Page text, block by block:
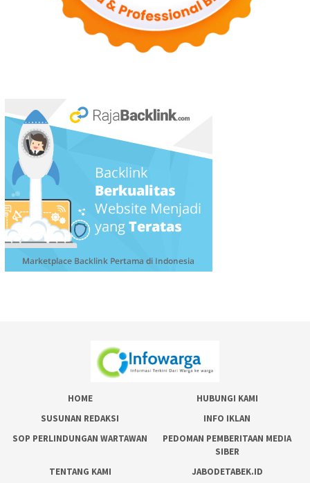
HOME
HUBUNGI KAMI
SUSUNAN REDAKSI
INFO IKLAN
SOP PERLINDUNGAN WARTAWAN
PEDOMAN PEMBERITAAN MEDIA
SIBER
TENTANG KAMI
JABODETABEK.ID